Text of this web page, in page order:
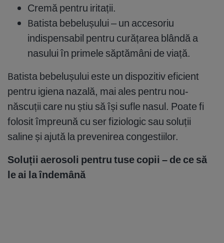
Cremă pentru iritații.
Batista bebelușului – un accesoriu
indispensabil pentru curățarea blândă a
nasului în primele săptămâni de viață.
Batista bebelușului este un dispozitiv eficient
pentru igiena nazală, mai ales pentru nou-
născuții care nu știu să își sufle nasul. Poate fi
folosit împreună cu ser fiziologic sau soluții
saline și ajută la prevenirea congestiilor.
Soluții aerosoli pentru tuse copii – de ce să
le ai la îndemână